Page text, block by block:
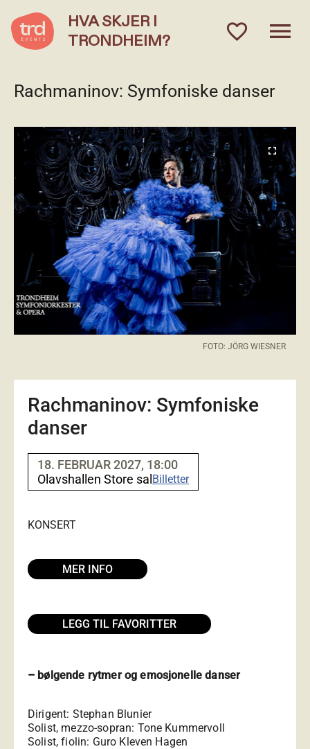
HVA SKJER I
TRONDHEIM?
favorite_outlinedmenu
Rachmaninov: Symfoniske danser
fullscreen
FOTO: JÖRG WIESNER
Rachmaninov: Symfoniske
danser
18. FEBRUAR 2027, 18:00
Olavshallen Store salBilletter
KONSERT
MER INFO
LEGG TIL FAVORITTER
– bølgende rytmer og emosjonelle danser
Dirigent: Stephan Blunier
Solist, mezzo-sopran: Tone Kummervoll
Solist, fiolin: Guro Kleven Hagen